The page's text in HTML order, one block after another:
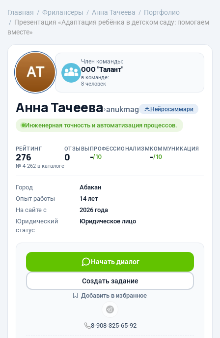
Главная Фрилансеры Анна Тачеева
Портфолио
Презентация «Адаптация ребёнка в детском саду: помогаем
вместе»
Член команды:
ООО "Талант"
в команде:
8 человек
Анна Тачеева›anukmag Нейросаммари
Инженерная точность и автоматизация процессов.
РЕЙТИНГ
276
№ 4 262 в каталоге
ОТЗЫВЫ
0
ПРОФЕССИОНАЛИЗМ
-/10
КОММУНИКАЦИЯ
-/10
Город
Абакан
Опыт работы
14 лет
На сайте с
2026 года
Юридический
статус
Юридическое лицо
8-908-325-65-92
Начать диалог
Создать задание
Добавить в избранное